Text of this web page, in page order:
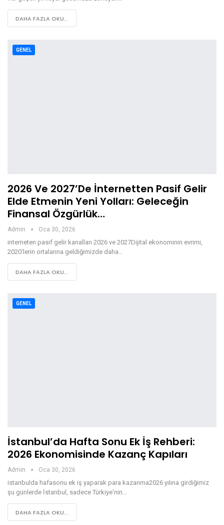
DAHA FAZLA OKU...
GENEL
2026 Ve 2027’de İnternetten Pasif Gelir
Elde Etmenin Yeni Yolları: Geleceğin
Finansal Özgürlük…
Admin Oca 30, 2026
interneten pasif gelir kanalları 2026 ve 2027Dijital ekonominin evrimi,
2020’lerin ortalarına geldiğimizde daha…
DAHA FAZLA OKU...
GENEL
İstanbul’da Hafta Sonu Ek İş Rehberi:
2026 Ekonomisinde Kazanç Kapıları
Admin Oca 30, 2026
istanbulda hafasonu ek iş yaparak para kazanma2026 yılına girdiğimiz
şu günlerde İstanbul, sadece Türkiye'nin…
DAHA FAZLA OKU...